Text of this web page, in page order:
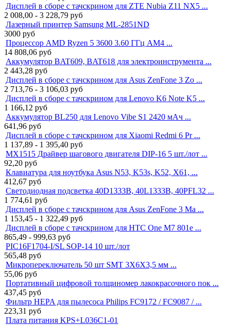
Дисплей в сборе с тачскрином для ZTE Nubia Z11 NX5 ...
2 008,00 - 3 228,79 руб
Лазерный принтер Samsung ML-2851ND
3000 руб
Процессор AMD Ryzen 5 3600 3.60 ГГц AM4 ...
14 808,06 руб
Аккумулятор BAT609, BAT618 для электроинструмента ...
2 443,28 руб
Дисплей в сборе с тачскрином для Asus ZenFone 3 Zo ...
2 713,76 - 3 106,03 руб
Дисплей в сборе с тачскрином для Lenovo K6 Note K5 ...
1 166,12 руб
Аккумулятор BL250 для Lenovo Vibe S1 2420 мАч ...
641,96 руб
Дисплей в сборе с тачскрином для Xiaomi Redmi 6 Pr ...
1 137,89 - 1 395,40 руб
MX1515 Драйвер шагового двигателя DIP-16 5 шт./лот ...
92,20 руб
Клавиатура для ноутбука Asus N53, K53s, K52, X61, ...
412,67 руб
Светодиодная подсветка 40D1333B, 40L1333B, 40PFL32 ...
1 774,61 руб
Дисплей в сборе с тачскрином для Asus ZenFone 3 Ma ...
1 153,45 - 1 322,49 руб
Дисплей в сборе с тачскрином для HTC One M7 801e ...
865,49 - 999,63 руб
PIC16F1704-I/SL SOP-14 10 шт./лот
565,48 руб
Микропереключатель 50 шт SMT 3X6X3,5 мм ...
55,06 руб
Портативный цифровой толщиномер лакокрасочного пок ...
437,45 руб
Фильтр HEPA для пылесоса Philips FC9172 / FC9087 / ...
223,31 руб
Плата питания KPS+L036C1-01